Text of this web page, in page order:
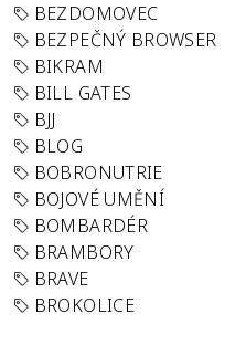
BEZDOMOVEC
BEZPEČNÝ BROWSER
BIKRAM
BILL GATES
BJJ
BLOG
BOBRONUTRIE
BOJOVÉ UMĚNÍ
BOMBARDÉR
BRAMBORY
BRAVE
BROKOLICE